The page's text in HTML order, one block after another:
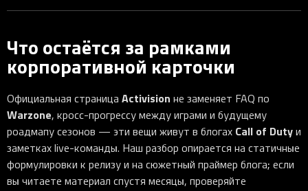
Что остаётся за рамками
корпоративной карточки
Официальная страница Activision не заменяет FAQ по
Warzone, кросс-прогрессу между играми и будущему
роадмапу сезонов — эти вещи живут в блогах Call of Dutyи
заметках live-команды. Наш разбор опирается на статичные
формулировки к релизу и на сюжетный праймер блога; если
вы читаете материал спустя месяцы, проверяйте